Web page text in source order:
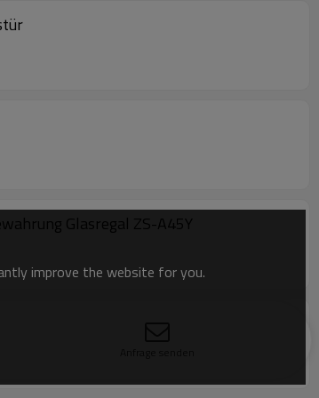
Glasregal ZS-A45Y
improve the website for you.